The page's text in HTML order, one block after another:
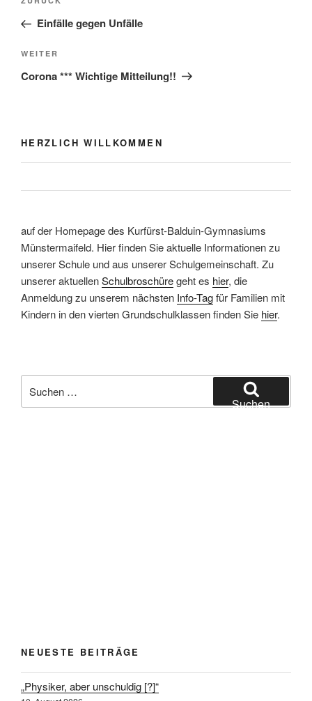
BeitragEinfälle gegen Unfälle
Nächster
Beitrag
WEITER
Corona *** Wichtige Mitteilung!!
HERZLICH WILLKOMMEN
auf der Homepage des Kurfürst-Balduin-Gymnasiums
Münstermaifeld. Hier finden Sie aktuelle Informationen zu
unserer Schule und aus unserer Schulgemeinschaft. Zu
unserer aktuellenSchulbroschüregeht es hier, die
Anmeldung zu unserem nächsten Info-Tagfür Familien mit
Kindern in den vierten Grundschulklassen finden Sie hier.
nach:
Suchen
NEUESTE BEITRÄGE
„Physiker, aber unschuldig [?]“